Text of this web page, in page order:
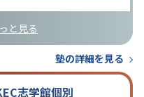
と見る
塾の詳細を見る
志学館個別